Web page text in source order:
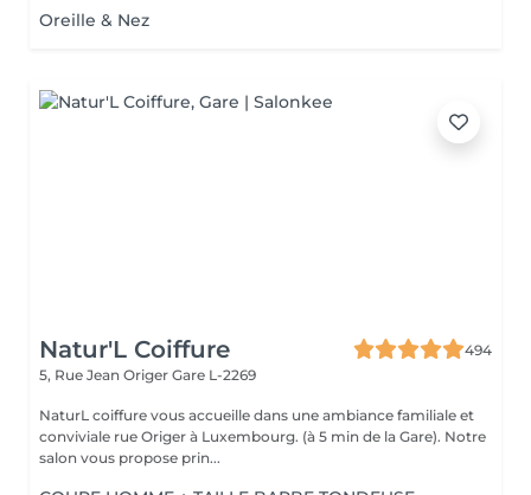
Oreille & Nez
Natur'L Coiffure
494
5, Rue Jean Origer Gare L-2269
NaturL coiffure vous accueille dans une ambiance familiale et
conviviale rue Origer à Luxembourg. (à 5 min de la Gare). Notre
salon vous propose prin...